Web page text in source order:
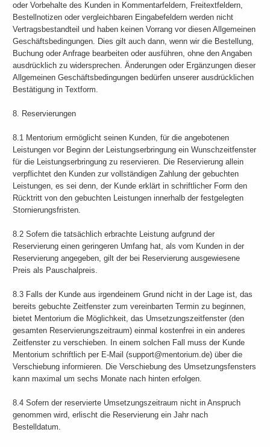
oder Vorbehalte des Kunden in Kommentarfeldern, Freitextfeldern,
Bestellnotizen oder vergleichbaren Eingabefeldern werden nicht
Vertragsbestandteil und haben keinen Vorrang vor diesen Allgemeinen
Geschäftsbedingungen. Dies gilt auch dann, wenn wir die Bestellung,
Buchung oder Anfrage bearbeiten oder ausführen, ohne den Angaben
ausdrücklich zu widersprechen. Änderungen oder Ergänzungen dieser
Allgemeinen Geschäftsbedingungen bedürfen unserer ausdrücklichen
Bestätigung in Textform.
8. Reservierungen
8.1 Mentorium ermöglicht seinen Kunden, für die angebotenen
Leistungen vor Beginn der Leistungserbringung ein Wunschzeitfenster
für die Leistungserbringung zu reservieren. Die Reservierung allein
verpflichtet den Kunden zur vollständigen Zahlung der gebuchten
Leistungen, es sei denn, der Kunde erklärt in schriftlicher Form den
Rücktritt von den gebuchten Leistungen innerhalb der festgelegten
Stornierungsfristen.
8.2 Sofern die tatsächlich erbrachte Leistung aufgrund der
Reservierung einen geringeren Umfang hat, als vom Kunden in der
Reservierung angegeben, gilt der bei Reservierung ausgewiesene
Preis als Pauschalpreis.
8.3 Falls der Kunde aus irgendeinem Grund nicht in der Lage ist, das
bereits gebuchte Zeitfenster zum vereinbarten Termin zu beginnen,
bietet Mentorium die Möglichkeit, das Umsetzungszeitfenster (den
gesamten Reservierungszeitraum) einmal kostenfrei in ein anderes
Zeitfenster zu verschieben. In einem solchen Fall muss der Kunde
Mentorium schriftlich per E-Mail (support@mentorium.de) über die
Verschiebung informieren. Die Verschiebung des Umsetzungsfensters
kann maximal um sechs Monate nach hinten erfolgen.
8.4 Sofern der reservierte Umsetzungszeitraum nicht in Anspruch
genommen wird, erlischt die Reservierung ein Jahr nach
Bestelldatum.